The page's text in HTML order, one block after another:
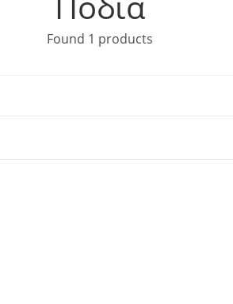
Found 1 products